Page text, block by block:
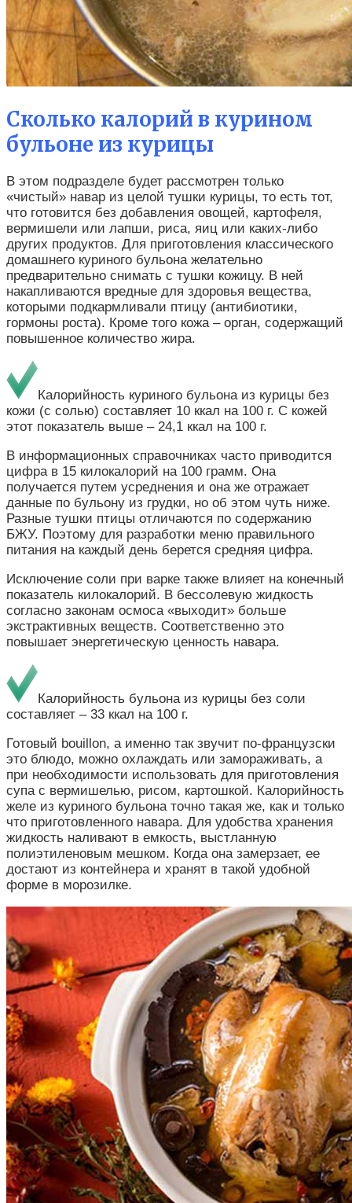
Сколько калорий в курином
бульоне из курицы
В этом подразделе будет рассмотрен только
«чистый» навар из целой тушки курицы, то есть тот,
что готовится без добавления овощей, картофеля,
вермишели или лапши, риса, яиц или каких-либо
других продуктов. Для приготовления классического
домашнего куриного бульона желательно
предварительно снимать с тушки кожицу. В ней
накапливаются вредные для здоровья вещества,
которыми подкармливали птицу (антибиотики,
гормоны роста). Кроме того кожа – орган, содержащий
повышенное количество жира.
Калорийность куриного бульона из курицы без
кожи (с солью) составляет 10 ккал на 100 г. С кожей
этот показатель выше – 24,1 ккал на 100 г.
В информационных справочниках часто приводится
цифра в 15 килокалорий на 100 грамм. Она
получается путем усреднения и она же отражает
данные по бульону из грудки, но об этом чуть ниже.
Разные тушки птицы отличаются по содержанию
БЖУ. Поэтому для разработки меню правильного
питания на каждый день берется средняя цифра.
Исключение соли при варке также влияет на конечный
показатель килокалорий. В бессолевую жидкость
согласно законам осмоса «выходит» больше
экстрактивных веществ. Соответственно это
повышает энергетическую ценность навара.
Калорийность бульона из курицы без соли
составляет – 33 ккал на 100 г.
Готовый bouillon, а именно так звучит по-французски
это блюдо, можно охлаждать или замораживать, а
при необходимости использовать для приготовления
супа с вермишелью, рисом, картошкой. Калорийность
желе из куриного бульона точно такая же, как и только
что приготовленного навара. Для удобства хранения
жидкость наливают в емкость, выстланную
полиэтиленовым мешком. Когда она замерзает, ее
достают из контейнера и хранят в такой удобной
форме в морозилке.